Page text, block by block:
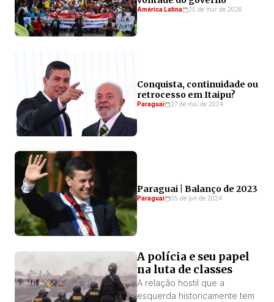
América Latina 20 de mar de 2026
Conquista, continuidade ou
retrocesso em Itaipu?
Paraguai 27 de mai de 2024
Paraguai | Balanço de 2023
Paraguai 05 de jan de 2024
A polícia e seu papel
na luta de classes
A relação hostil que a
esquerda historicamente tem